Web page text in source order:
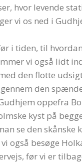
hvor levende
vi os ned i
i tiden, til
vi også lidt
den flotte
den
oppefra
kyst på
se den skånske
også besøge
før vi er